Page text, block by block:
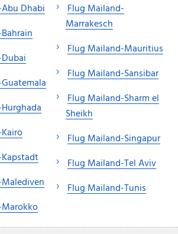
Dhabi
Flug Mailand-
Marrakesch
Flug Mailand-Mauritius
Flug Mailand-Sansibar
Flug Mailand-Sharm el
Sheikh
Flug Mailand-Singapur
Flug Mailand-Tel Aviv
Flug Mailand-Tunis